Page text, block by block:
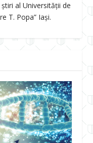
al Universității de
T. Popa” Iași.